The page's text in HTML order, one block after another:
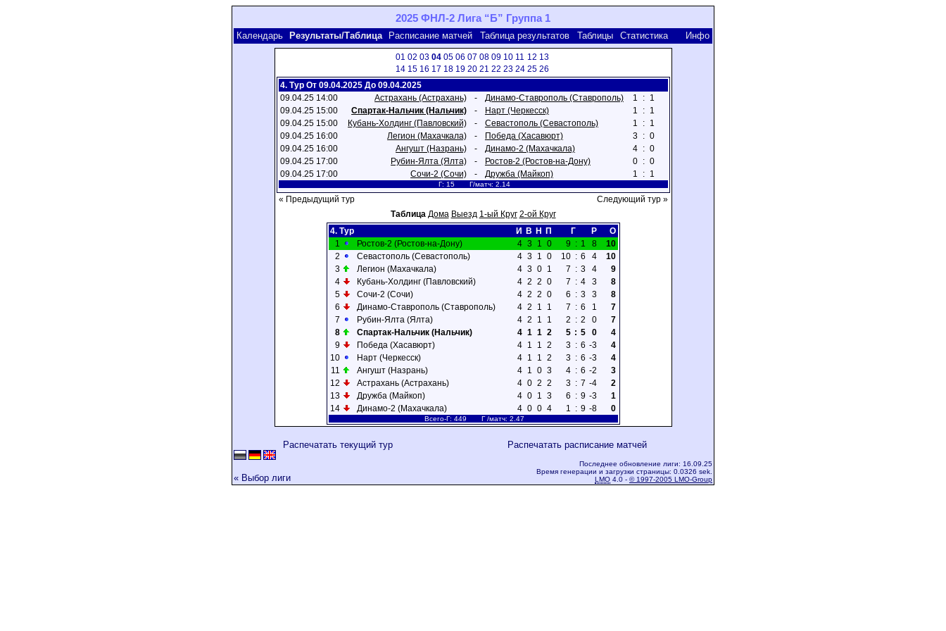
2025 ФНЛ-2 Лига “Б” Группа 1
Календарь Результаты/Таблица Расписание матчей Таблица результатов Таблицы Статистика Инфо
01 02 03 04 05 06 07 08 09 10 11 12 13
14 15 16 17 18 19 20 21 22 23 24 25 26
4. Тур От 09.04.2025 До 09.04.2025
09.04.25 14:00
Астрахань (Астрахань) - Динамо-Ставрополь (Ставрополь) 1 : 1
09.04.25 15:00
Спартак-Нальчик (Нальчик) - Нарт (Черкесск) 1 : 1
09.04.25 15:00
Кубань-Холдинг (Павловский) - Севастополь (Севастополь) 1 : 1
09.04.25 16:00
Легион (Махачкала) - Победа (Хасавюрт) 3 : 0
09.04.25 16:00
Ангушт (Назрань) - Динамо-2 (Махачкала) 4 : 0
09.04.25 17:00
Рубин-Ялта (Ялта) - Ростов-2 (Ростов-на-Дону) 0 : 0
09.04.25 17:00
Сочи-2 (Сочи) - Дружба (Майкоп) 1 : 1
Г: 15 Г/матч: 2.14
« Предыдущий тур
Следующий тур »
Таблица Дома Выезд 1-ый Круг 2-ой Круг
4. Тур
И В Н П Г Р
О
1
Ростов-2 (Ростов-на-Дону) 4 3 1 0 9 : 1 8
10
2
Севастополь (Севастополь) 4 3 1 0 10 : 6 4
10
3
Легион (Махачкала) 4 3 0 1 7 : 3 4
9
4
Кубань-Холдинг (Павловский) 4 2 2 0 7 : 4 3
8
5
Сочи-2 (Сочи) 4 2 2 0 6 : 3 3
8
6
Динамо-Ставрополь (Ставрополь) 4 2 1 1 7 : 6 1
7
7
Рубин-Ялта (Ялта) 4 2 1 1 2 : 2 0
7
8
Спартак-Нальчик (Нальчик) 4 1 1 2 5 : 5 0
4
9
Победа (Хасавюрт) 4 1 1 2 3 : 6 -3
4
10
Нарт (Черкесск) 4 1 1 2 3 : 6 -3
4
11
Ангушт (Назрань) 4 1 0 3 4 : 6 -2
3
12
Астрахань (Астрахань) 4 0 2 2 3 : 7 -4
2
13
Дружба (Майкоп) 4 0 1 3 6 : 9 -3
1
14
Динамо-2 (Махачкала) 4 0 0 4 1 : 9 -8 0
Всего-Г: 449 Г /матч: 2.47
Распечатать текущий тур Распечатать расписание матчей
« Выбор лиги
Последнее обновление лиги: 16.09.25
Время генерации и загрузки страницы: 0.0326 sek.
LMO 4.0 - © 1997-2005 LMO-Group